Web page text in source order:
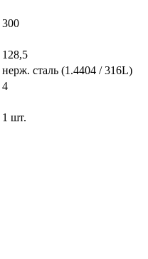
300
128,5
нерж. сталь (1.4404 / 316L)
4
1 шт.